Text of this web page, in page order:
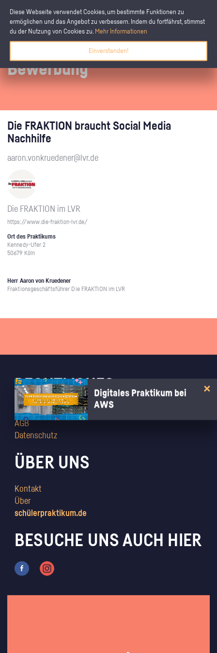
Diese Webseite verwendet Cookies, um bestimmte Funktionen zu
ermöglichen und das Angebot zu verbessern. Indem du fortfährst, stimmst
du der Nutzung von Cookies zu. Mehr Informationen
Einverstanden!
Bewerbung
Die FRAKTION braucht Social Media
Nachhilfe
aaron.vonkruedener@lvr.de
Die FRAKTION im LVR
https://www.die-fraktion-lvr.de/
Ort des Praktikums
Kennedy-Ufer 2
50679 Köln
Herr Aaron von Kruedener
Fraktionsgeschäftsführer Die FRAKTION im LVR
Digitales Praktikum bei
AWS
RECHTLICHES
Impressum
AGB
Datenschutz
ÜBER UNS
Kontakt
Über
schülerpraktikum.de
BESUCHE UNS AUCH HIER